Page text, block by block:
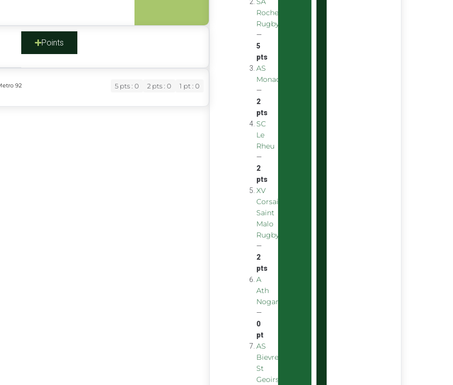
Points
5 pts : 0 2 pts : 0 1 pt : 0
92
Rochefort
Rugby
—
5
pts
AS
Monaco
—
2
pts
SC
Le
Rheu
—
2
pts
XV
Corsaire
Saint
Malo
Rugby
—
2
pts
A
Ath
Nogarolienne
—
0
pt
AS
Bievre
St
Geoirs